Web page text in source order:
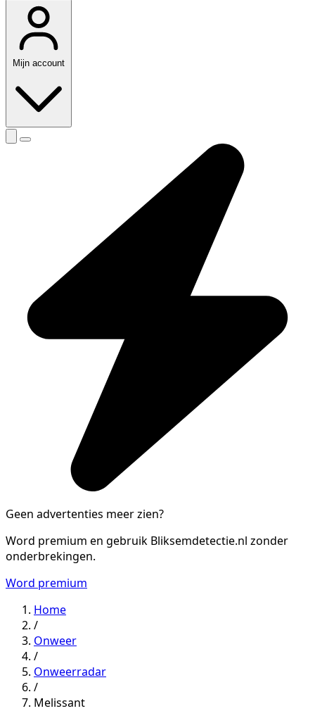
Mijn account
Geen advertenties meer zien?
Word premium en gebruik Bliksemdetectie.nl zonder
onderbrekingen.
Word premium
Home
/
Onweer
/
Onweerradar
/
Melissant